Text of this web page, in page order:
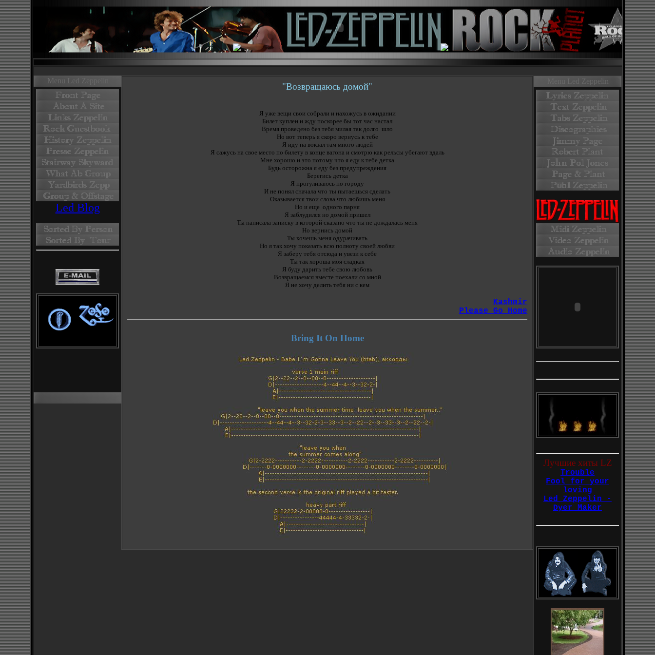
Menu Led Zeppelin
Led Blog
"Возвращаюсь домой"
Я уже вещи свои собрали и нахожусь в ожидании
Билет куплен и жду поскорее бы тот час настал
Время проведено без тебя милая так долго шло
Но вот теперь я скоро вернусь к тебе
Я иду на вокзал там много людей
Я сажусь на свое место по билету в конце вагона и смотрю как рельсы убегают вдаль
Мне хорошо и это потому что я еду к тебе детка
Будь осторожна я еду без предупреждения
Берегись детка
Я прогуливаюсь по городу
И не понял сначала что ты пытаешься сделать
Оказывается твои слова что любишь меня
Но и еще одного парня
Я заблудился но домой пришел
Ты написала записку в которой сказано что ты не дождалась меня
Но вернись домой
Ты хочешь меня одурачивать
Но я так хочу показать всю полноту своей любви
Я заберу тебя отсюда и увези к себе
Ты так хороша моя сладкая
Я буду дарить тебе свою любовь
Возвращаемся вместе поехали со мной
Я не хочу делить тебя ни с кем
Kashmir
Please Go Home
Bring It On Home
Menu Led Zeppelin
Лучшие хиты LZ
Trouble
Fool for your
loving
Led Zeppelin -
Dyer Maker